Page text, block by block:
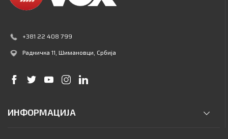
+381 22 408 799
Радничка 11, Шимановци, Србија
ИНФОРМАЦИЈА